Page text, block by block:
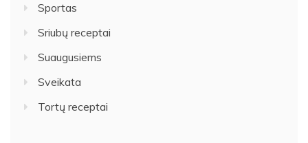
Sportas
Sriubų receptai
Suaugusiems
Sveikata
Tortų receptai